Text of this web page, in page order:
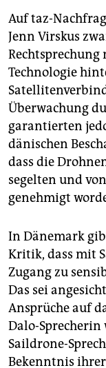
Auf taz-
Jenn Virskus
Technologie
Überwachung
garantierten
dänischen
dass die
segelten und
genehmigt
In Dänemark
Kritik, dass mit
Zugang zu
Das sei
Ansprüche auf
Dalo-Sprecherin
Saildrone-
Bekenntnis